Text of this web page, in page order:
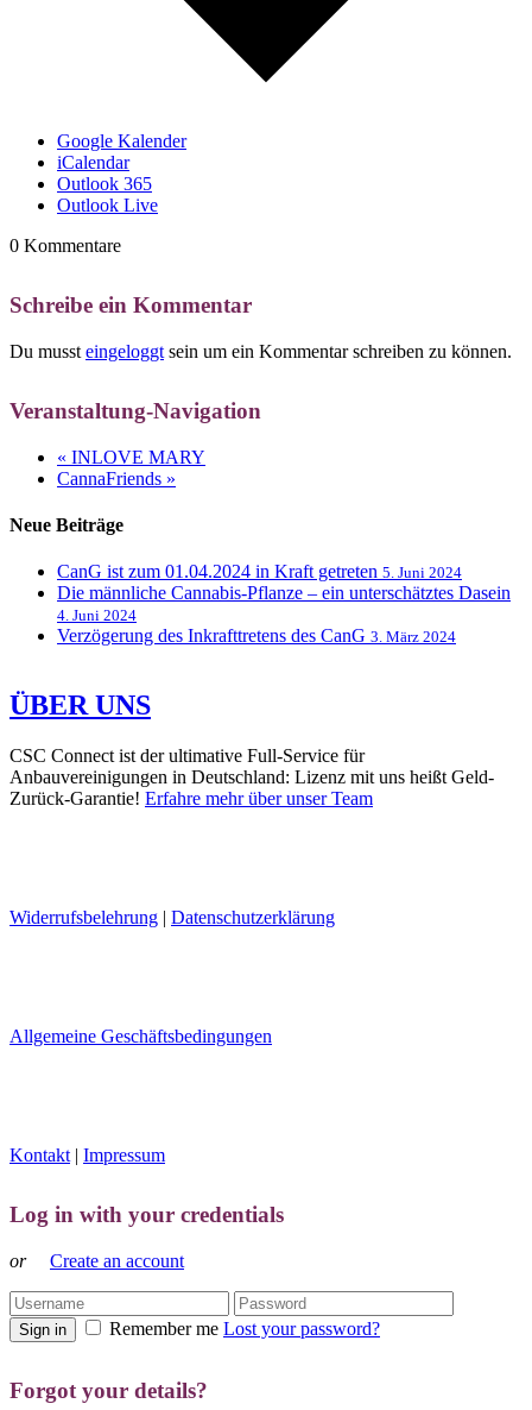
Google Kalender
iCalendar
Outlook 365
Outlook Live
0 Kommentare
Schreibe ein Kommentar
Du musst eingeloggt sein um ein Kommentar schreiben zu können.
Veranstaltung-Navigation
« INLOVE MARY
CannaFriends »
Neue Beiträge
CanG ist zum 01.04.2024 in Kraft getreten 5. Juni 2024
Die männliche Cannabis-Pflanze – ein unterschätztes Dasein
4. Juni 2024
Verzögerung des Inkrafttretens des CanG 3. März 2024
ÜBER UNS
CSC Connect ist der ultimative Full-Service für
Anbauvereinigungen in Deutschland: Lizenz mit uns heißt Geld-
Zurück-Garantie! Erfahre mehr über unser Team
Widerrufsbelehrung | Datenschutzerklärung
Allgemeine Geschäftsbedingungen
Kontakt | Impressum
Log in with your credentials
or Create an account
Sign in Remember me Lost your password?
Forgot your details?